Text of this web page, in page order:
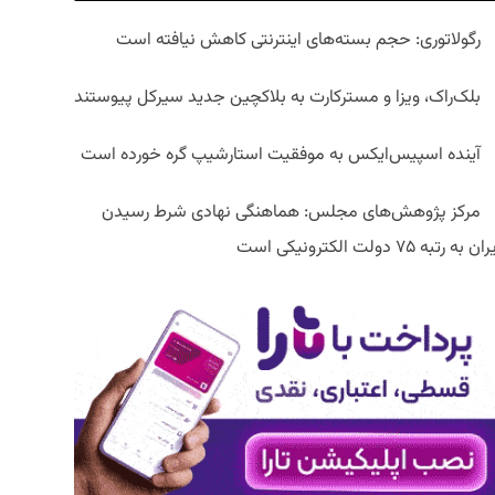
رگولاتوری: حجم بسته‌های اینترنتی کاهش نیافته است
بلک‌راک، ویزا و مسترکارت به بلاکچین جدید سیرکل پیوستند
آینده اسپیس‌ایکس به موفقیت استارشیپ گره خورده است
مرکز پژوهش‌های مجلس: هماهنگی نهادی شرط رسیدن
به رتبه ۷۵ دولت الکترونیکی است